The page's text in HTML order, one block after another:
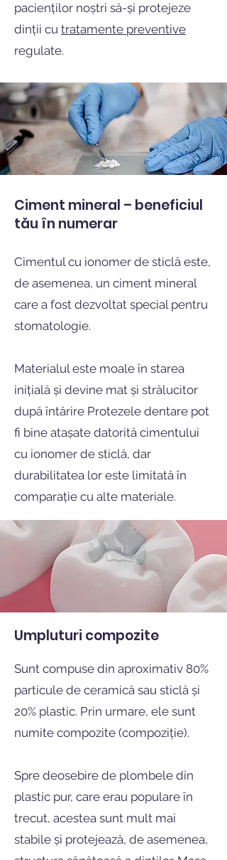
pacienților noștri să-și protejeze
dinții cu tratamente preventive
regulate.
Ciment mineral – beneficiul
tău în numerar
Cimentul cu ionomer de sticlă este,
de asemenea, un ciment mineral
care a fost dezvoltat special pentru
stomatologie.
Materialul este moale în starea
inițială și devine mat și strălucitor
după întărire Protezele dentare pot
fi bine atașate datorită cimentului
cu ionomer de sticlă, dar
durabilitatea lor este limitată în
comparație cu alte materiale.
Umpluturi compozite
Sunt compuse din aproximativ 80%
particule de ceramică sau sticlă și
20% plastic. Prin urmare, ele sunt
numite compozite (compoziție).
Spre deosebire de plombele din
plastic pur, care erau populare în
trecut, acestea sunt mult mai
stabile și protejează, de asemenea,